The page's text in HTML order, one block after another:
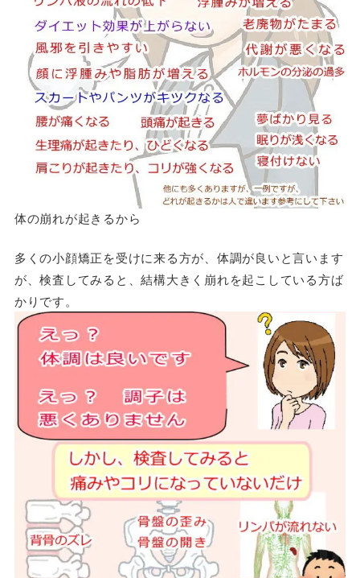
体の崩れが起きるから
多くの小顔矯正を受けに来る方が、体調が良いと言います
が、検査してみると、結構大きく崩れを起こしている方ば
かりです。